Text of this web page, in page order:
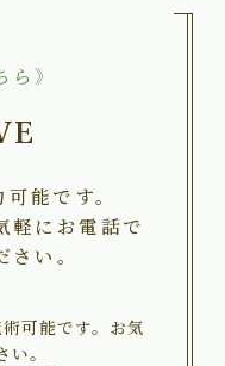
ら》
能です。
軽にお電話で
い。
可能です。お気
。